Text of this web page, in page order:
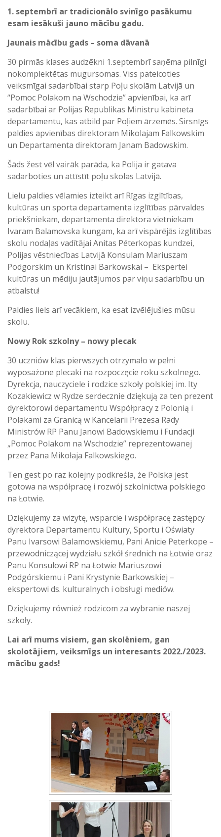
1. septembrī ar tradicionālo svinīgo pasākumu
esam iesākuši jauno mācību gadu.
Jaunais mācību gads – soma dāvanā
30 pirmās klases audzēkni 1.septembrī saņēma pilnīgi
nokomplektētas mugursomas. Viss pateicoties
veiksmīgai sadarbībai starp Poļu skolām Latvijā un
“Pomoc Polakom na Wschodzie” apvienībai, ka arī
sadarbībai ar Polijas Republikas Ministru kabineta
departamentu, kas atbild par Poļiem ārzemēs. Sirsnīgs
paldies apvienības direktoram Mikolajam Falkowskim
un Departamenta direktoram Janam Badowskim.
Šāds žest vēl vairāk parāda, ka Polija ir gatava
sadarboties un attīstīt poļu skolas Latvijā.
Lielu paldies vēlamies izteikt arī Rīgas izglītības,
kultūras un sporta departamenta izglītības pārvaldes
priekšniekam, departamenta direktora vietniekam
Ivaram Balamovska kungam, ka arī vispārējās izglītības
skolu nodaļas vadītājai Anitas Pēterkopas kundzei,
Polijas vēstniecības Latvijā Konsulam Mariuszam
Podgorskim un Kristinai Barkowskai – Ekspertei
kultūras un mēdiju jautājumos par viņu sadarbību un
atbalstu!
Paldies liels arī vecākiem, ka esat izvēlējušies mūsu
skolu.
Nowy Rok szkolny – nowy plecak
30 uczniów klas pierwszych otrzymało w pełni
wyposażone plecaki na rozpoczęcie roku szkolnego.
Dyrekcja, nauczyciele i rodzice szkoły polskiej im. Ity
Kozakiewicz w Rydze serdecznie dziękują za ten prezent
dyrektorowi departamentu Współpracy z Polonią i
Polakami za Granicą w Kancelarii Prezesa Rady
Ministrów RP Panu Janowi Badowskiemu i Fundacji
„Pomoc Polakom na Wschodzie” reprezentowanej
przez Pana Mikołaja Falkowskiego.
Ten gest po raz kolejny podkreśla, że Polska jest
gotowa na współpracę i rozwój szkolnictwa polskiego
na Łotwie.
Dziękujemy za wizytę, wsparcie i współpracę zastępcy
dyrektora Departamentu Kultury, Sportu i Oświaty
Panu Ivarsowi Balamowskiemu, Pani Anicie Peterkope –
przewodniczącej wydziału szkół średnich na Łotwie oraz
Panu Konsulowi RP na Łotwie Mariuszowi
Podgórskiemu i Pani Krystynie Barkowskiej –
ekspertowi ds. kulturalnych i obsługi mediów.
Dziękujemy również rodzicom za wybranie naszej
szkoły.
Lai arī mums visiem, gan skolēniem, gan
skolotājiem, veiksmīgs un interesants 2022./2023.
mācību gads!